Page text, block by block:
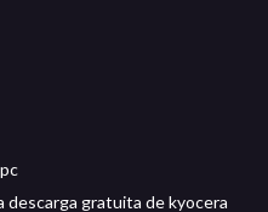
descarga gratuita de kyocera